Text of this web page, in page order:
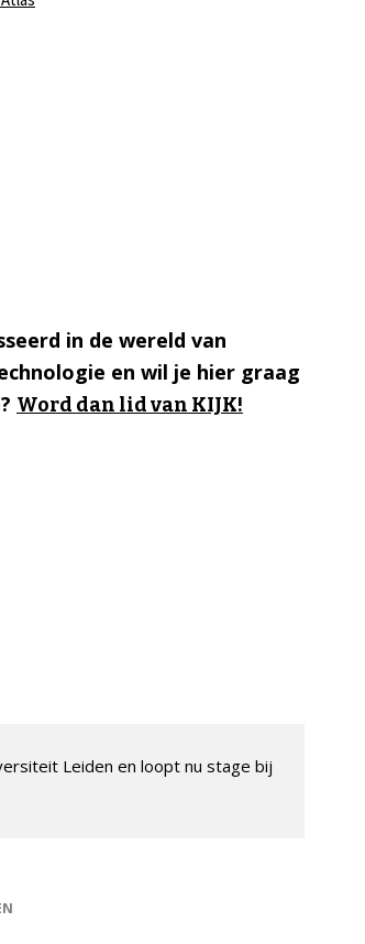
in de wereld van
en wil je hier graag
Word dan lid van KIJK!
Leiden en loopt nu stage bij